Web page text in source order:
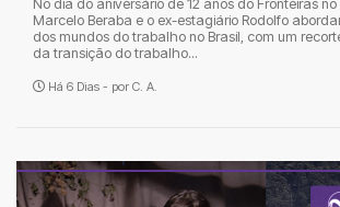
No dia do aniversário de 12 anos do Fronteiras no
Marcelo Beraba e o ex-estagiário Rodolfo
dos mundos do trabalho no Brasil, com um
da transição do trabalho...
Há 6 Dias - por C. A.